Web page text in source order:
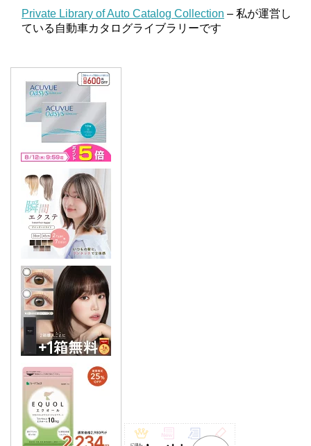
Private Library of Auto Catalog Collection – 私が運営し
ている自動車カタログライブラリーです